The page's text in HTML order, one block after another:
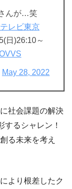
んが…笑
レビ東京
日)26:10～
May 28, 2022
社会課題の解決
するシャレン！
る未来を考え
より根差したク